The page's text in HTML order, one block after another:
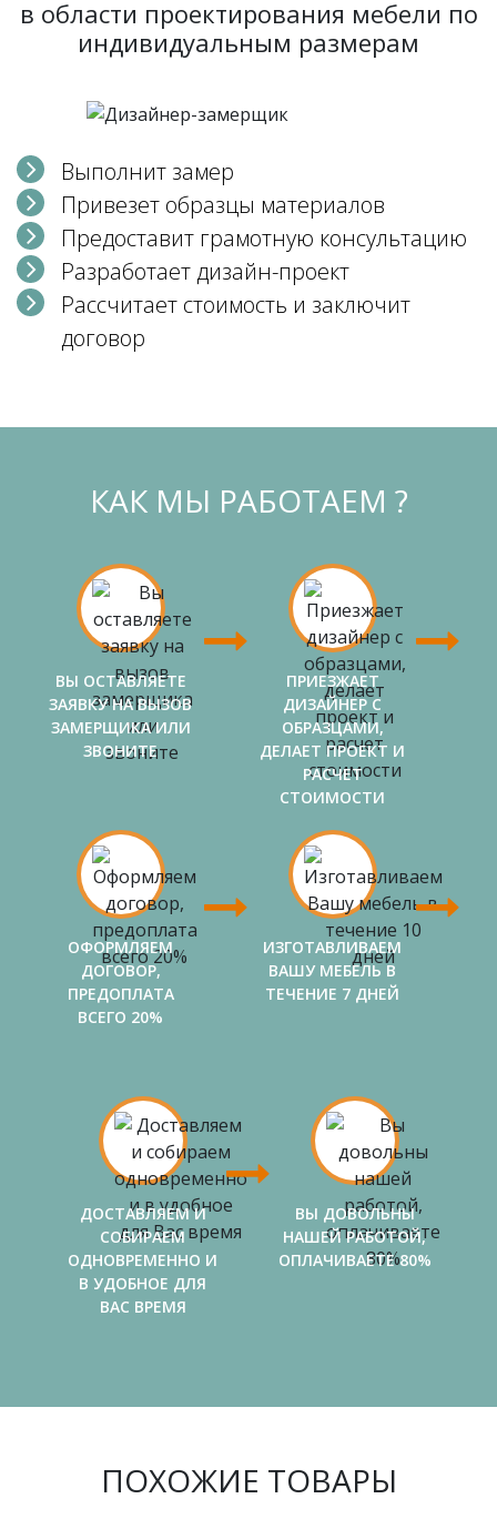
в области проектирования мебели по
индивидуальным размерам
Выполнит замер
Привезет образцы материалов
Предоставит грамотную консультацию
Разработает дизайн-проект
Рассчитает стоимость и заключит
договор
КАК МЫ РАБОТАЕМ ?
ВЫ ОСТАВЛЯЕТЕ
ЗАЯВКУ НА ВЫЗОВ
ЗАМЕРЩИКА ИЛИ
ЗВОНИТЕ
ПРИЕЗЖАЕТ
ДИЗАЙНЕР С
ОБРАЗЦАМИ,
ДЕЛАЕТ ПРОЕКТ И
РАСЧЕТ
СТОИМОСТИ
ОФОРМЛЯЕМ
ДОГОВОР,
ПРЕДОПЛАТА
ВСЕГО 20%
ИЗГОТАВЛИВАЕМ
ВАШУ МЕБЕЛЬ В
ТЕЧЕНИЕ 7 ДНЕЙ
ДОСТАВЛЯЕМ И
СОБИРАЕМ
ОДНОВРЕМЕННО И
В УДОБНОЕ ДЛЯ
ВАС ВРЕМЯ
ВЫ ДОВОЛЬНЫ
НАШЕЙ РАБОТОЙ,
ОПЛАЧИВАЕТЕ 80%
ПОХОЖИЕ ТОВАРЫ